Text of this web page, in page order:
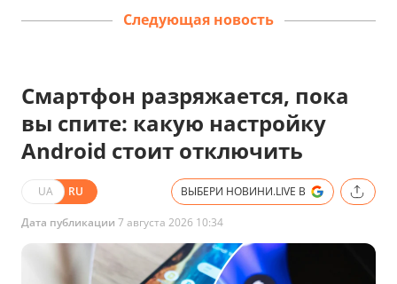
Следующая новость
Смартфон разряжается, пока
вы спите: какую настройку
Android стоит отключить
UA RU ВЫБЕРИ НОВИНИ.LIVE В
Дата публикации 7 августа 2026 10:34